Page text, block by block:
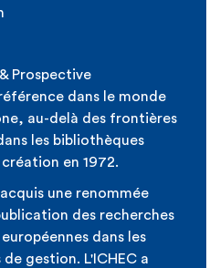
Prospective
dans le monde
au-delà des frontières
les bibliothèques
en 1972.
une renommée
des recherches
dans les
gestion. L'ICHEC a